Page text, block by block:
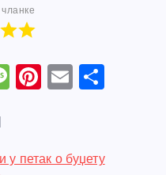
M
a
Pi
e
E
e
у петак о буџету